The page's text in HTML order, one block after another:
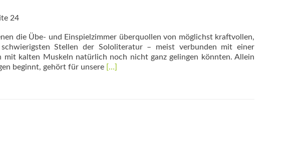
24
die Übe- und Einspielzimmer überquollen von möglichst kraftvollen,
Stellen der Sololiteratur – meist verbunden mit einer
mit kalten Muskeln ­natürlich noch nicht ganz gelingen könnten. Allein
beginnt, gehört für unsere Read
[…]